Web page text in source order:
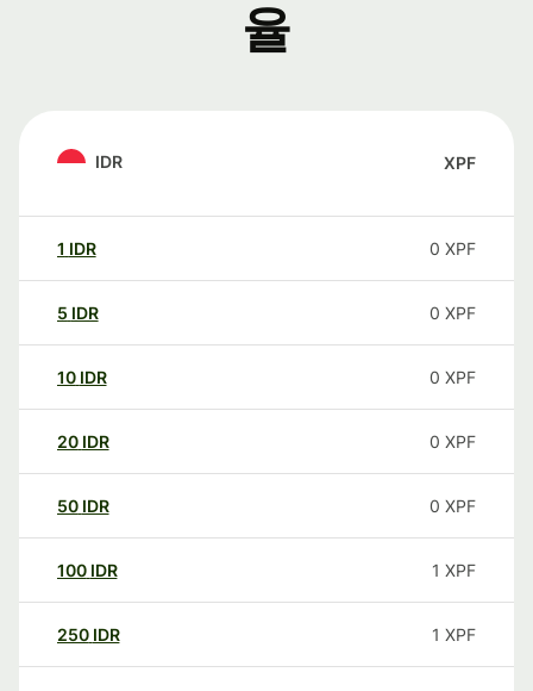
율
IDR XPF
1 IDR 0 XPF
5 IDR 0 XPF
10 IDR 0 XPF
20 IDR 0 XPF
50 IDR 0 XPF
100 IDR 1 XPF
250 IDR 1 XPF